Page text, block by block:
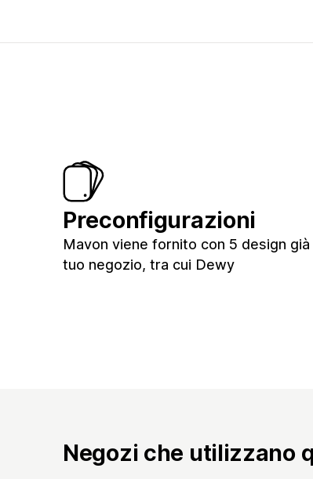
Preconfigurazioni
Mavon viene fornito con 5 design
tuo negozio, tra cui Dewy
Negozi che utilizzano